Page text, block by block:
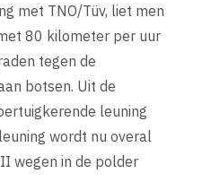
met TNO/Tüv, liet men
80 kilometer per uur
tegen de
botsen. Uit de
leuning
wordt nu overal
wegen in de polder